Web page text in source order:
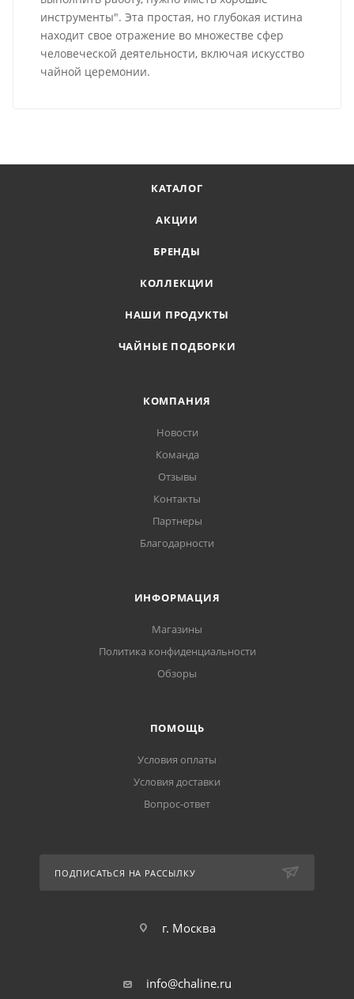
инструменты". Эта простая, но глубокая истина
находит свое отражение во множестве сфер
человеческой деятельности, включая искусство
чайной церемонии.
КАТАЛОГ
АКЦИИ
БРЕНДЫ
КОЛЛЕКЦИИ
НАШИ ПРОДУКТЫ
ЧАЙНЫЕ ПОДБОРКИ
КОМПАНИЯ
Новости
Команда
Отзывы
Контакты
Партнеры
Благодарности
ИНФОРМАЦИЯ
Магазины
Политика конфиденциальности
Обзоры
ПОМОЩЬ
Условия оплаты
Условия доставки
Вопрос-ответ
ПОДПИСАТЬСЯ НА РАССЫЛКУ
г. Москва
info@chaline.ru